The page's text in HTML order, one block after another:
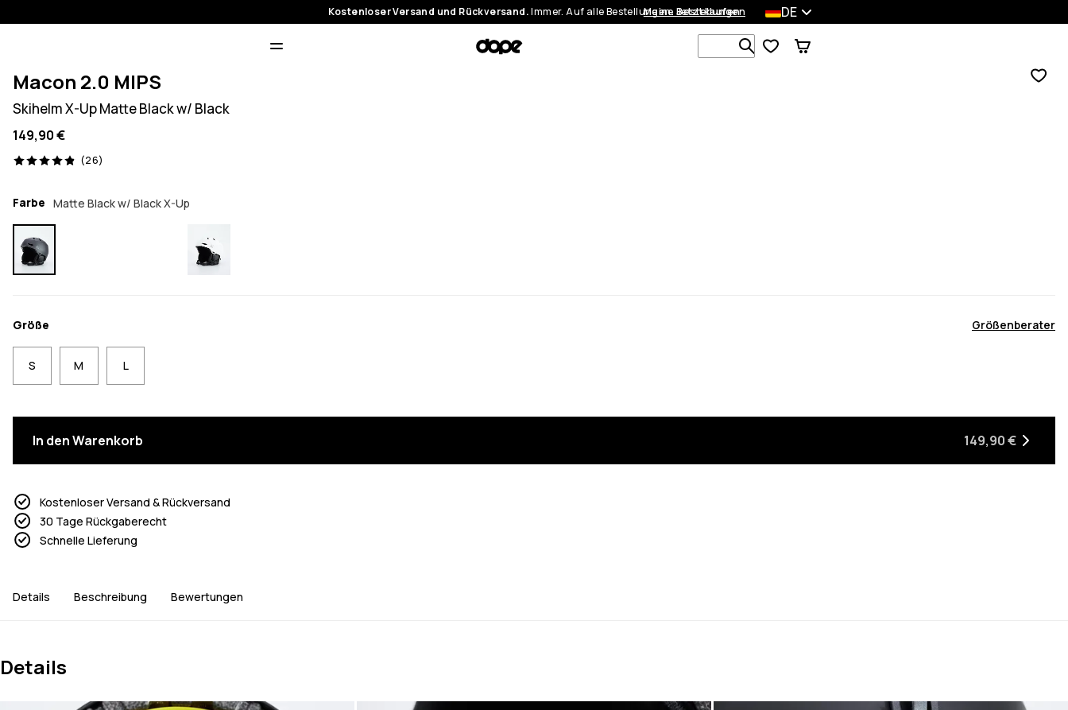
Kostenloser Versand und Rückversand.Immer. Auf alle Bestellungen. Jetzt kaufen
Meine Bestellungen DE
Durchsuche 1 000+ Produkte
Macon 2.0 MIPS
Skihelm X-Up Matte Black w/ Black
149,90 €
(26)
26 Reviews, 4.9/5
Farbe Matte Black w/ Black X-Up
Größe Größenberater
S M L
In den Warenkorb 149,90 €
Kostenloser Versand & Rückversand
30 Tage Rückgaberecht
Schnelle Lieferung
Details Beschreibung Bewertungen
Details